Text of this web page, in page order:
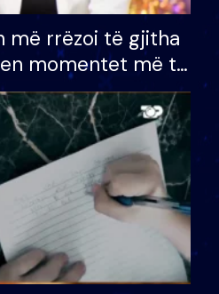
më rrëzoi të gjitha
momentet më të
e BB VIP: Do më
kur…